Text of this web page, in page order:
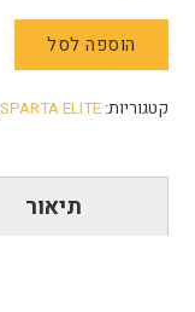
כמות
פאנל
ADAPT
Panel
הוספה לסל
קטגוריות:SPARTA ELITE
תיאור